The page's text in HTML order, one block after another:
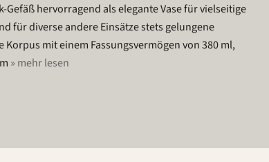
hervorragend als elegante Vase für vielseitige
für diverse andere Einsätze stets gelungene
mit einem Fassungsvermögen von 380 ml,
» mehr lesen